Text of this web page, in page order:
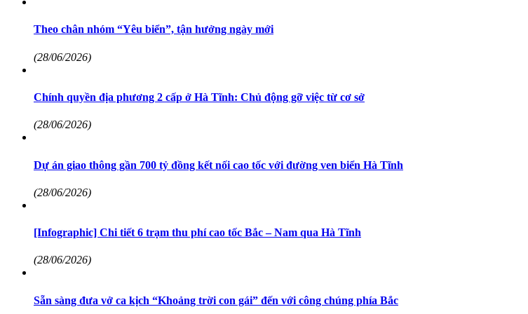
Theo chân nhóm “Yêu biển”, tận hưởng ngày mới
(28/06/2026)
Chính quyền địa phương 2 cấp ở Hà Tĩnh: Chủ động gỡ việc từ cơ sở
(28/06/2026)
Dự án giao thông gần 700 tỷ đồng kết nối cao tốc với đường ven biển Hà Tĩnh
(28/06/2026)
[Infographic] Chi tiết 6 trạm thu phí cao tốc Bắc – Nam qua Hà Tĩnh
(28/06/2026)
Sẵn sàng đưa vở ca kịch “Khoảng trời con gái” đến với công chúng phía Bắc